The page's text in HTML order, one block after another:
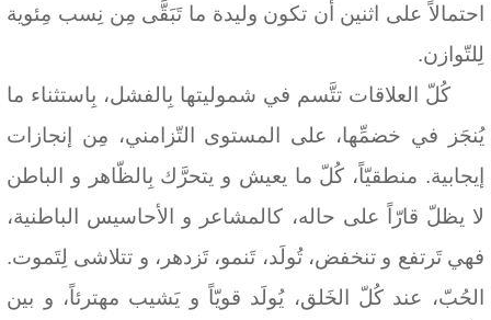
احتمالاً على اثنين أن تكون وليدة ما تَبَقَّى مِن نِسب مِئوية
لِلتّوازن.
كُلّ العلاقات تتَّسم في شموليتها بِالفشل، بِاستثناء ما
يُنجَز في خضمِّها، على المستوى التّزامني، مِن إنجازات
إيجابية. منطقيّاً، كُلّ ما يعيش و يتحرَّك بِالظّاهر و الباطن
لا يظلّ قارّاً على حاله، كالمشاعر و الأحاسيس الباطنية،
فهي تَرتفع و تنخفض، تُولَد، تَنمو، تَزدهر، و تتلاشى لِتَموت.
الحُبّ، عند كُلّ الخَلق، يُولَد قويّاً و يَشيب مهترئاً، و بين